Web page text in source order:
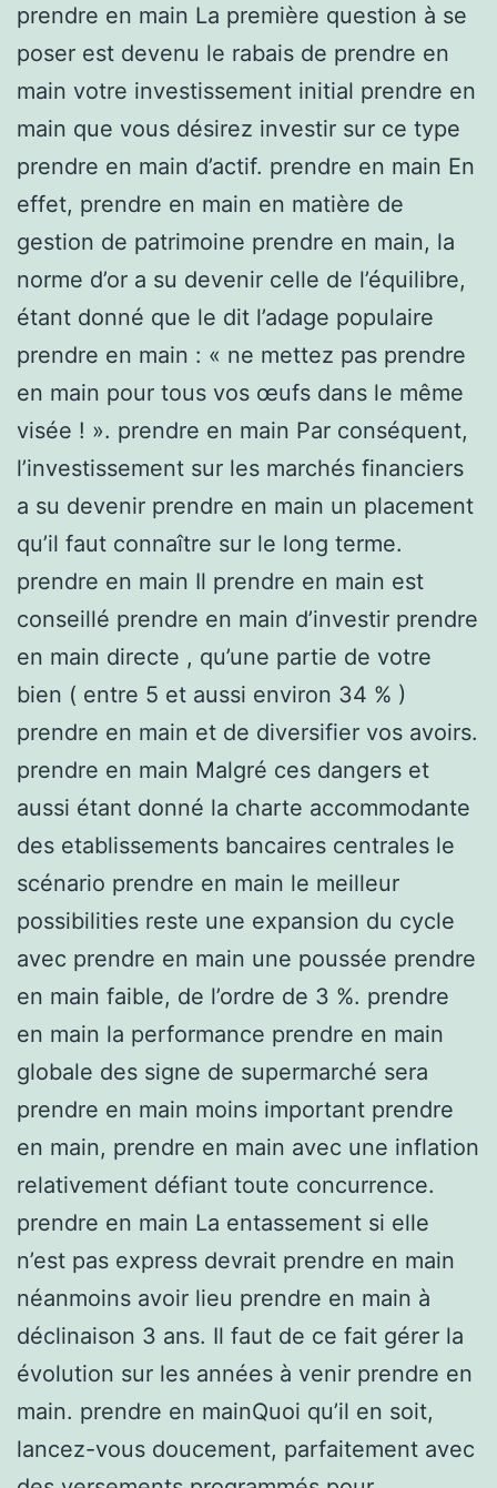
prendre en main La première question à se
poser est devenu le rabais de prendre en
main votre investissement initial prendre en
main que vous désirez investir sur ce type
prendre en main d’actif. prendre en main En
effet, prendre en main en matière de
gestion de patrimoine prendre en main, la
norme d’or a su devenir celle de l’équilibre,
étant donné que le dit l’adage populaire
prendre en main : « ne mettez pas prendre
en main pour tous vos œufs dans le même
visée ! ». prendre en main Par conséquent,
l’investissement sur les marchés financiers
a su devenir prendre en main un placement
qu’il faut connaître sur le long terme.
prendre en main Il prendre en main est
conseillé prendre en main d’investir prendre
en main directe , qu’une partie de votre
bien ( entre 5 et aussi environ 34 % )
prendre en main et de diversifier vos avoirs.
prendre en main Malgré ces dangers et
aussi étant donné la charte accommodante
des etablissements bancaires centrales le
scénario prendre en main le meilleur
possibilities reste une expansion du cycle
avec prendre en main une poussée prendre
en main faible, de l’ordre de 3 %. prendre
en main la performance prendre en main
globale des signe de supermarché sera
prendre en main moins important prendre
en main, prendre en main avec une inflation
relativement défiant toute concurrence.
prendre en main La entassement si elle
n’est pas express devrait prendre en main
néanmoins avoir lieu prendre en main à
déclinaison 3 ans. Il faut de ce fait gérer la
évolution sur les années à venir prendre en
main. prendre en mainQuoi qu’il en soit,
lancez-vous doucement, parfaitement avec